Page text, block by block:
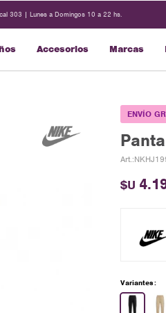
Accesorios Marcas
303 | Lunes a Domingos 10 a 22 hs.
ENVÍO
$U
Variantes: